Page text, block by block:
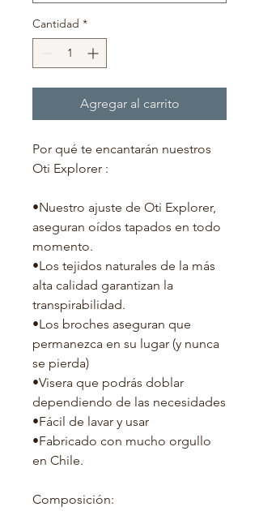
Cantidad *
Agregar al carrito
Por qué te encantarán nuestros
Oti Explorer :
•Nuestro ajuste de Oti Explorer,
aseguran oídos tapados en todo
momento.
•Los tejidos naturales de la más
alta calidad garantizan la
transpirabilidad.
•Los broches aseguran que
permanezca en su lugar (y nunca
se pierda)
•Visera que podrás doblar
dependiendo de las necesidades
•Fácil de lavar y usar
•Fabricado con mucho orgullo
en Chile.
Composición: